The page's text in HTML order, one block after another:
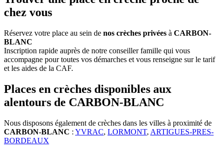
chez vous
Réservez votre place au sein de nos crèches privées à CARBON-
BLANC
Inscription rapide auprès de notre conseiller famille qui vous
accompagne pour toutes vos démarches et vous renseigne sur le tarif
et les aides de la CAF.
Places en crèches disponibles aux
alentours de CARBON-BLANC
Nous disposons également de crèches dans les villes à proximité de
CARBON-BLANC : YVRAC, LORMONT, ARTIGUES-PRES-
BORDEAUX